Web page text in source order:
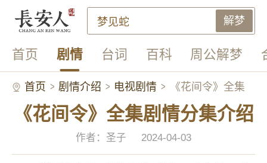
解梦
首页 剧情 台词 百科 周公解梦
首页 剧情介绍 电视剧情 《花间令》全集
剧情分集介绍
《花间令》全集剧情分集介绍
作者：圣子 2024-04-03